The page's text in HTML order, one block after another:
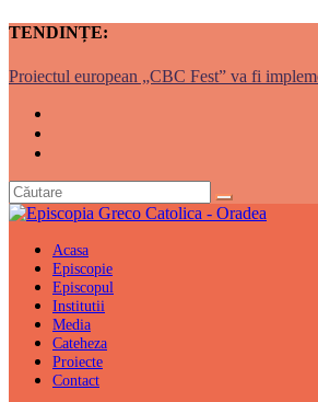
TENDINȚE:
Proiectul european „CBC Fest” va fi
Acasa
Episcopie
Episcopul
Institutii
Media
Cateheza
Proiecte
Contact